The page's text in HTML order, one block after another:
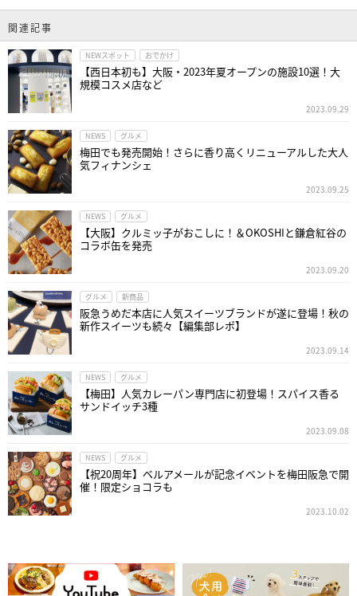
関連記事
NEWスポット おでかけ
【西日本初も】大阪・2023年夏オープンの施設10選！大
規模コスメ店など
2023.09.29
NEWS グルメ
梅田でも発売開始！さらに香り高くリニューアルした大人
気フィナンシェ
2023.09.25
NEWS グルメ
【大阪】クルミッ子がおこしに！＆OKOSHIと鎌倉紅谷の
コラボ缶を発売
2023.09.20
グルメ 新商品
阪急うめだ本店に人気スイーツブランドが遂に登場！秋の
新作スイーツも続々【編集部レポ】
2023.09.14
NEWS グルメ
【梅田】人気カレーパン専門店に初登場！スパイス香る
サンドイッチ3種
2023.09.08
NEWS グルメ
【祝20周年】ベルアメールが記念イベントを梅田阪急で開
催！限定ショコラも
2023.10.02